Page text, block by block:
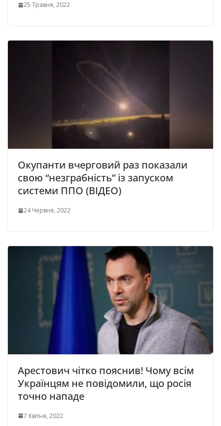
25 Травня, 2022
Окупанти вчерговий раз показали
свою “незграбність” із запуском
системи ППО (ВІДЕО)
24 Червня, 2022
Арестович чітко пояснив! Чому всім
Українцям не повідомили, що росія
точно нападе
7 Квітня, 2022